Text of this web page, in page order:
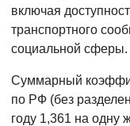
включая
транспортного
социальной сферы.
Суммарный
по РФ (без
году 1,361 на одну